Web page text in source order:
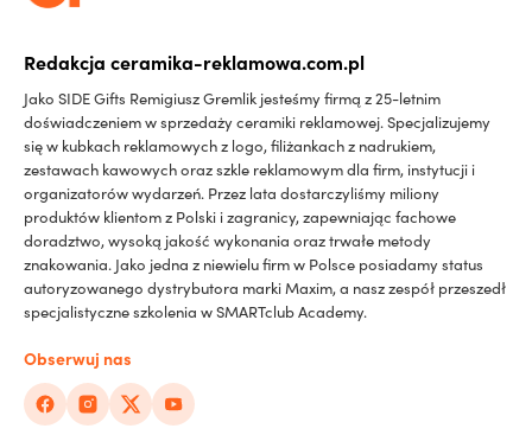
Redakcja ceramika-reklamowa.com.pl
Jako SIDE Gifts Remigiusz Gremlik jesteśmy firmą z 25-letnim
doświadczeniem w sprzedaży ceramiki reklamowej. Specjalizujemy
się w kubkach reklamowych z logo, filiżankach z nadrukiem,
zestawach kawowych oraz szkle reklamowym dla firm, instytucji i
organizatorów wydarzeń. Przez lata dostarczyliśmy miliony
produktów klientom z Polski i zagranicy, zapewniając fachowe
doradztwo, wysoką jakość wykonania oraz trwałe metody
znakowania. Jako jedna z niewielu firm w Polsce posiadamy status
autoryzowanego dystrybutora marki Maxim, a nasz zespół przeszedł
specjalistyczne szkolenia w SMARTclub Academy.
Obserwuj nas